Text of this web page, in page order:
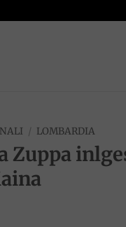
/ LOMBARDIA
Zuppa